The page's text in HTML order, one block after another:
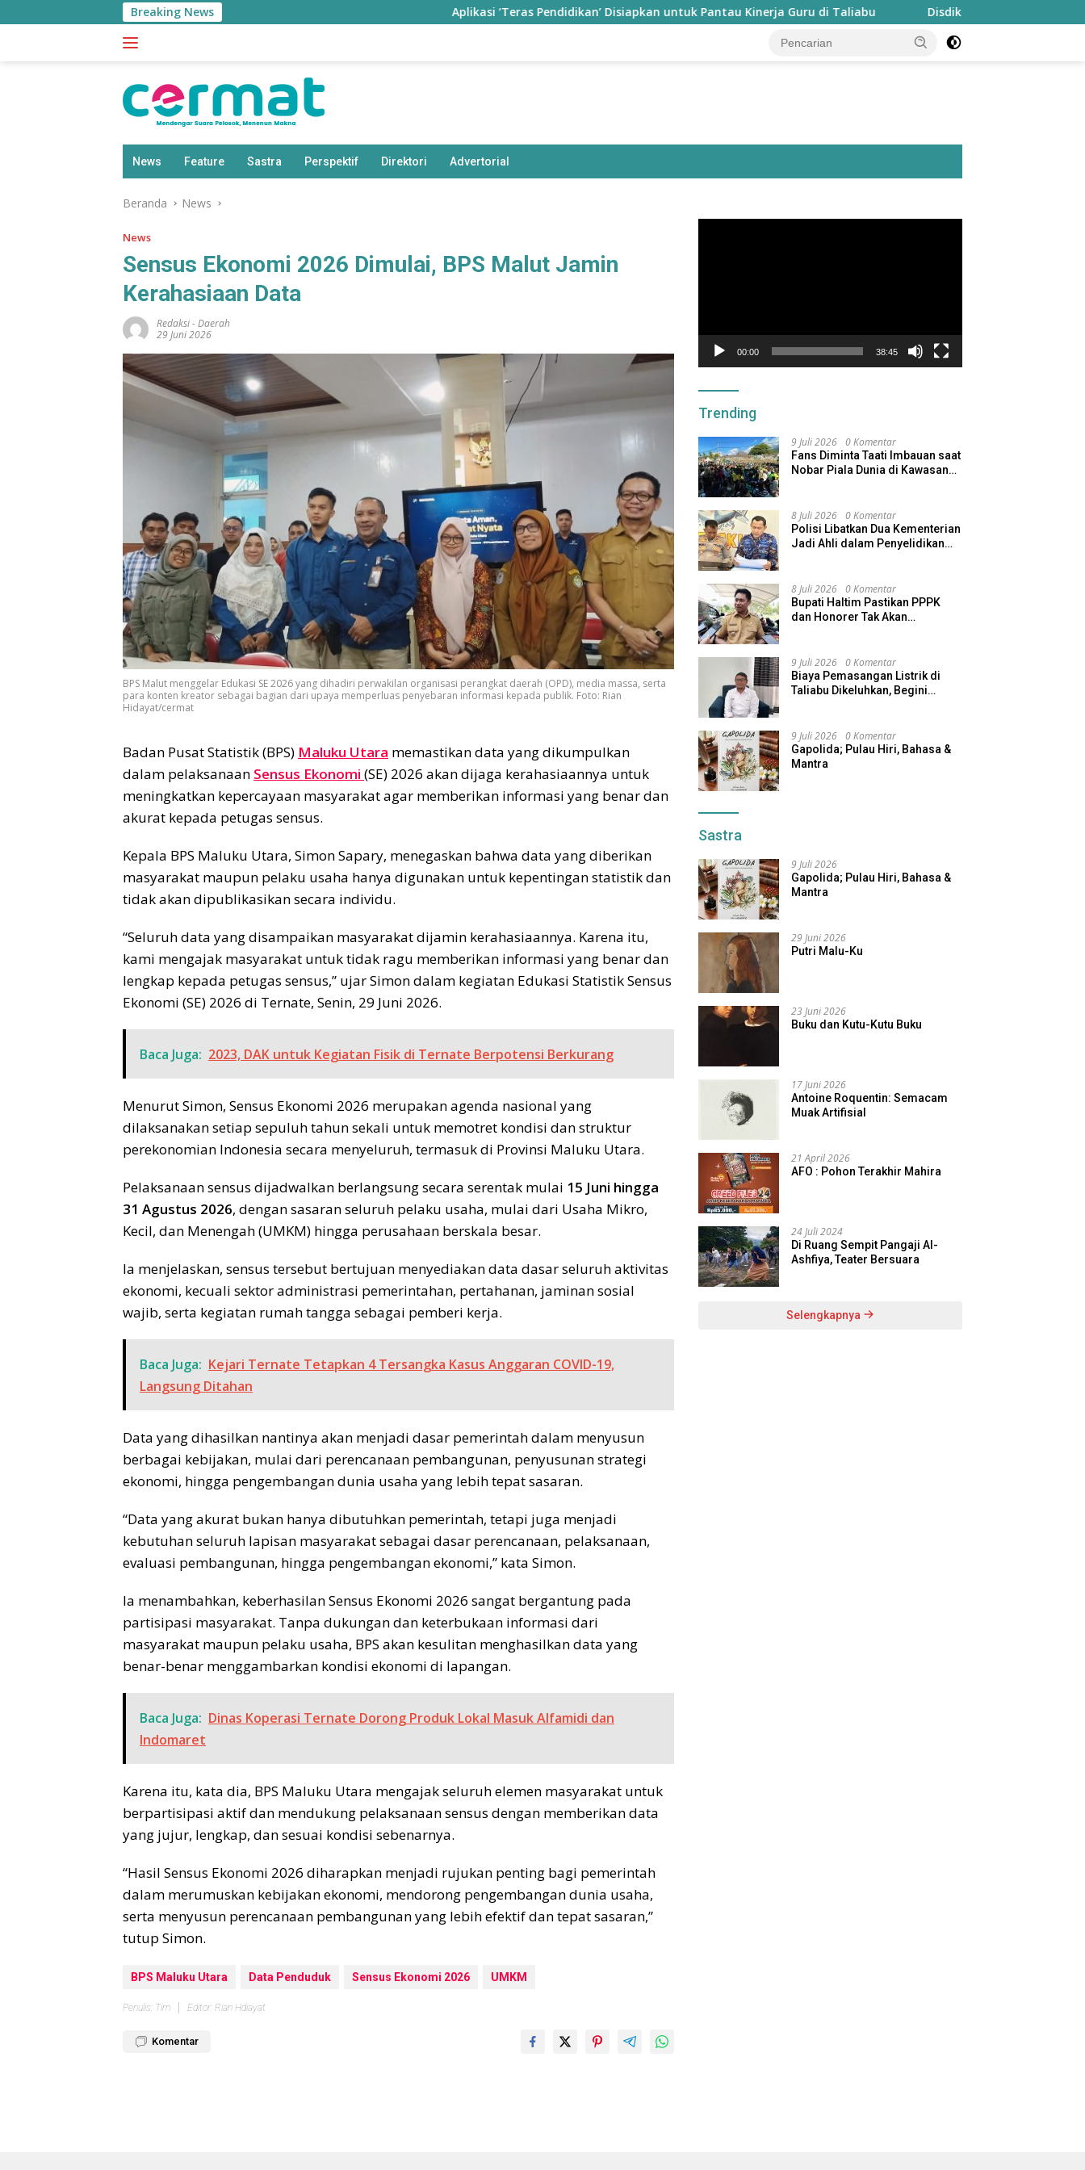
ke
Breaking News Aplikasi ‘Teras Pendidikan’ Disiapkan untuk Pantau Kinerja Guru di Taliabu Disdik Taliabu Gagas Hari Belajar
News Feature Sastra Perspektif Direktori Advertorial
Beranda News
News
Sensus Ekonomi 2026 Dimulai, BPS Malut Jamin
Kerahasiaan Data
Redaksi-Daerah
29 Juni 2026
BPS Malut menggelar Edukasi SE 2026 yang dihadiri perwakilan organisasi perangkat daerah (OPD), media massa, serta
para konten kreator sebagai bagian dari upaya memperluas penyebaran informasi kepada publik. Foto: Rian
Hidayat/cermat
Badan Pusat Statistik (BPS) Maluku Utara memastikan data yang dikumpulkan
dalam pelaksanaan Sensus Ekonomi (SE) 2026 akan dijaga kerahasiaannya untuk
meningkatkan kepercayaan masyarakat agar memberikan informasi yang benar dan
akurat kepada petugas sensus.
Kepala BPS Maluku Utara, Simon Sapary, menegaskan bahwa data yang diberikan
masyarakat maupun pelaku usaha hanya digunakan untuk kepentingan statistik dan
tidak akan dipublikasikan secara individu.
“Seluruh data yang disampaikan masyarakat dijamin kerahasiaannya. Karena itu,
kami mengajak masyarakat untuk tidak ragu memberikan informasi yang benar dan
lengkap kepada petugas sensus,” ujar Simon dalam kegiatan Edukasi Statistik Sensus
Ekonomi (SE) 2026 di Ternate, Senin, 29 Juni 2026.
Baca Juga: 2023, DAK untuk Kegiatan Fisik di Ternate Berpotensi Berkurang
Menurut Simon, Sensus Ekonomi 2026 merupakan agenda nasional yang
dilaksanakan setiap sepuluh tahun sekali untuk memotret kondisi dan struktur
perekonomian Indonesia secara menyeluruh, termasuk di Provinsi Maluku Utara.
Pelaksanaan sensus dijadwalkan berlangsung secara serentak mulai 15 Juni hingga
31 Agustus 2026, dengan sasaran seluruh pelaku usaha, mulai dari Usaha Mikro,
Kecil, dan Menengah (UMKM) hingga perusahaan berskala besar.
Ia menjelaskan, sensus tersebut bertujuan menyediakan data dasar seluruh aktivitas
ekonomi, kecuali sektor administrasi pemerintahan, pertahanan, jaminan sosial
wajib, serta kegiatan rumah tangga sebagai pemberi kerja.
Baca Juga: Kejari Ternate Tetapkan 4 Tersangka Kasus Anggaran COVID-19,
Langsung Ditahan
Data yang dihasilkan nantinya akan menjadi dasar pemerintah dalam menyusun
berbagai kebijakan, mulai dari perencanaan pembangunan, penyusunan strategi
ekonomi, hingga pengembangan dunia usaha yang lebih tepat sasaran.
“Data yang akurat bukan hanya dibutuhkan pemerintah, tetapi juga menjadi
kebutuhan seluruh lapisan masyarakat sebagai dasar perencanaan, pelaksanaan,
evaluasi pembangunan, hingga pengembangan ekonomi,” kata Simon.
Ia menambahkan, keberhasilan Sensus Ekonomi 2026 sangat bergantung pada
partisipasi masyarakat. Tanpa dukungan dan keterbukaan informasi dari
masyarakat maupun pelaku usaha, BPS akan kesulitan menghasilkan data yang
benar-benar menggambarkan kondisi ekonomi di lapangan.
Baca Juga: Dinas Koperasi Ternate Dorong Produk Lokal Masuk Alfamidi dan
Indomaret
Karena itu, kata dia, BPS Maluku Utara mengajak seluruh elemen masyarakat untuk
berpartisipasi aktif dan mendukung pelaksanaan sensus dengan memberikan data
yang jujur, lengkap, dan sesuai kondisi sebenarnya.
“Hasil Sensus Ekonomi 2026 diharapkan menjadi rujukan penting bagi pemerintah
dalam merumuskan kebijakan ekonomi, mendorong pengembangan dunia usaha,
serta menyusun perencanaan pembangunan yang lebih efektif dan tepat sasaran,”
tutup Simon.
BPS Maluku Utara Data Penduduk Sensus Ekonomi 2026 UMKM
Penulis: Tim Editor: Rian Hdiayat
Komentar
00:00 38:45
Trending
9 Juli 2026 0 Komentar
Fans Diminta Taati Imbauan saat
Nobar Piala Dunia di Kawasan
8 Juli 2026 0 Komentar
Polisi Libatkan Dua Kementerian
Jadi Ahli dalam Penyelidikan
8 Juli 2026 0 Komentar
Bupati Haltim Pastikan PPPK
dan Honorer Tak Akan
9 Juli 2026 0 Komentar
Biaya Pemasangan Listrik di
Taliabu Dikeluhkan, Begini
9 Juli 2026 0 Komentar
Gapolida; Pulau Hiri, Bahasa &
Mantra
Sastra
9 Juli 2026
Gapolida; Pulau Hiri, Bahasa &
Mantra
29 Juni 2026
Putri Malu-Ku
23 Juni 2026
Buku dan Kutu-Kutu Buku
17 Juni 2026
Antoine Roquentin: Semacam
Muak Artifisial
21 April 2026
AFO : Pohon Terakhir Mahira
24 Juli 2024
Di Ruang Sempit Pangaji Al-
Ashfiya, Teater Bersuara
Selengkapnya